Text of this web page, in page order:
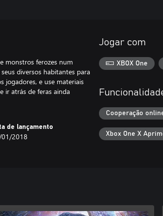
monstros ferozes num
diversos habitantes para
jogadores, e use materiais
ir atrás de feras ainda
de lançamento
2018
Jogar com
XBOX One
Cooperação
Xbox One X